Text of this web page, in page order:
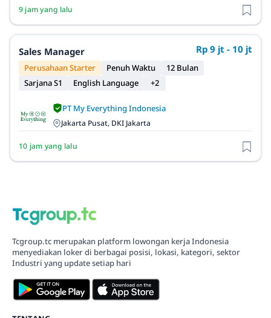
9 jam yang lalu
Sales Manager Rp 9 jt - 10 jt
Perusahaan Starter Penuh Waktu
12 Bulan
Sarjana S1
English Language +2
PT My Everything Indonesia
Jakarta Pusat, DKI Jakarta
10 jam yang lalu
Tcgroup.tc merupakan platform lowongan kerja Indonesia
menyediakan loker di berbagai posisi, lokasi, kategori, sektor
Industri yang update setiap hari